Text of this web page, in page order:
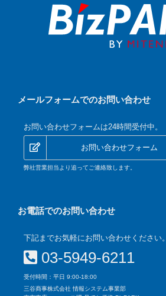
メールフォームでのお問い合わせ
お問い合わせフォームは24時間受付中。
お問い合わせフォーム
弊社営業担当より追ってご連絡致します。
お電話でのお問い合わせ
下記までお気軽にお問い合わせください。
03-5949-6211
受付時間：平日 9:00-18:00
三谷商事株式会社 情報システム事業部